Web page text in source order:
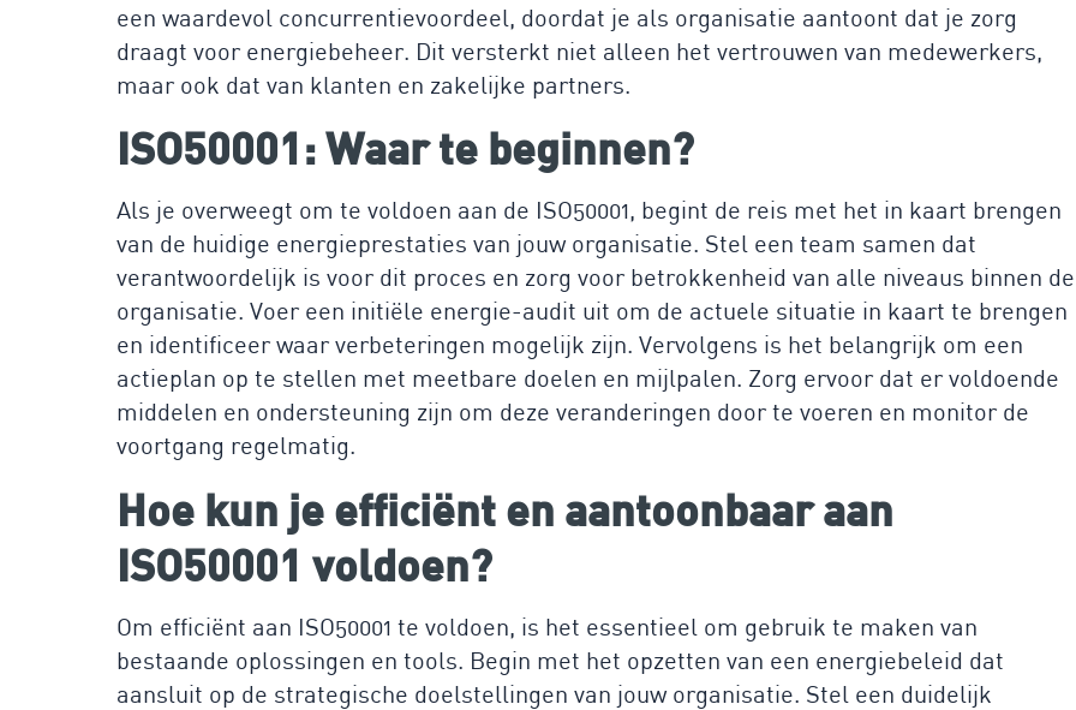
een waardevol concurrentievoordeel, doordat je als organisatie aantoont dat je zorg
draagt voor energiebeheer. Dit versterkt niet alleen het vertrouwen van medewerkers,
maar ook dat van klanten en zakelijke partners.
ISO50001: Waar te beginnen?
Als je overweegt om te voldoen aan de ISO50001, begint de reis met het in kaart brengen
van de huidige energieprestaties van jouw organisatie. Stel een team samen dat
verantwoordelijk is voor dit proces en zorg voor betrokkenheid van alle niveaus binnen de
organisatie. Voer een initiële energie-audit uit om de actuele situatie in kaart te brengen
en identificeer waar verbeteringen mogelijk zijn. Vervolgens is het belangrijk om een
actieplan op te stellen met meetbare doelen en mijlpalen. Zorg ervoor dat er voldoende
middelen en ondersteuning zijn om deze veranderingen door te voeren en monitor de
voortgang regelmatig.
Hoe kun je efficiënt en aantoonbaar aan
ISO50001 voldoen?
Om efficiënt aan ISO50001 te voldoen, is het essentieel om gebruik te maken van
bestaande oplossingen en tools. Begin met het opzetten van een energiebeleid dat
aansluit op de strategische doelstellingen van jouw organisatie. Stel een duidelijk